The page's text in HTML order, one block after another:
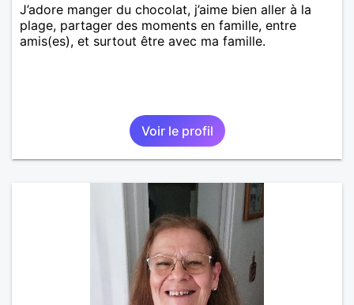
J’adore manger du chocolat, j’aime bien aller à la
plage, partager des moments en famille, entre
amis(es), et surtout être avec ma famille.
Voir le profil